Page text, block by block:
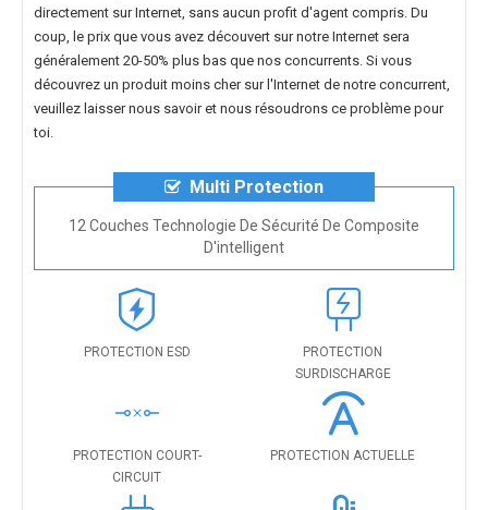
directement sur Internet, sans aucun profit d'agent compris. Du
coup, le prix que vous avez découvert sur notre Internet sera
généralement 20-50% plus bas que nos concurrents. Si vous
découvrez un produit moins cher sur l'Internet de notre concurrent,
veuillez laisser nous savoir et nous résoudrons ce problème pour
toi.
Multi Protection
12 Couches Technologie De Sécurité De Composite
D'intelligent
PROTECTION ESD
PROTECTION
SURDISCHARGE
PROTECTION COURT-
CIRCUIT
PROTECTION ACTUELLE